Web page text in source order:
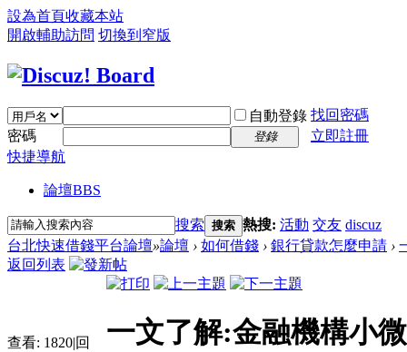
設為首頁收藏本站
開啟輔助訪問 切換到窄版
自動登錄 找回密碼
密碼
登錄
立即註冊
快捷導航
論壇BBS
搜索 搜索 熱搜: 活動 交友 discuz
台北快速借錢平台論壇»論壇 › 如何借錢 › 銀行貸款怎麼申請 ›
返回列表
查看: 1820|回
一文了解:金融機構小